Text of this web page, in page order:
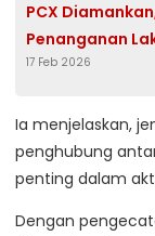
PCX
Penanganan
Disorot
17 Feb 2026
Ia menjelaskan,
penghubung
penting dalam
Dengan